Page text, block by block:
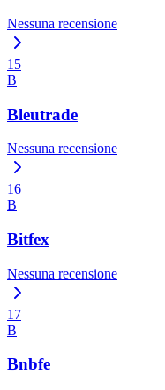
Nessuna recensione
15
B
Bleutrade
Nessuna recensione
16
B
Bitfex
Nessuna recensione
17
B
Bnbfe